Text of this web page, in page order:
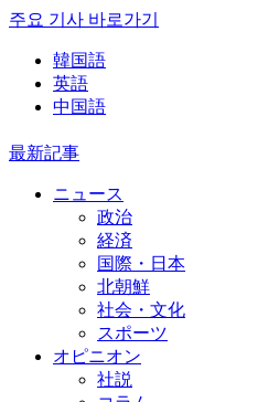
주요 기사 바로가기
韓国語
英語
中国語
最新記事
ニュース
政治
経済
国際・日本
北朝鮮
社会・文化
スポーツ
オピニオン
社説